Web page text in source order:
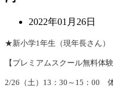
2022年01月26日
★新小学1年生（現年長さん）
【プレミアムスクール無料体験
2/26（土）13：30～15：00